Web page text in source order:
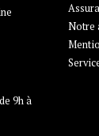
9h à
Notre